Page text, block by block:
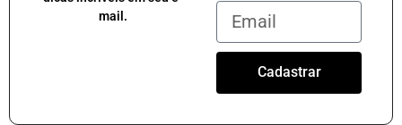
mail.
Cadastrar